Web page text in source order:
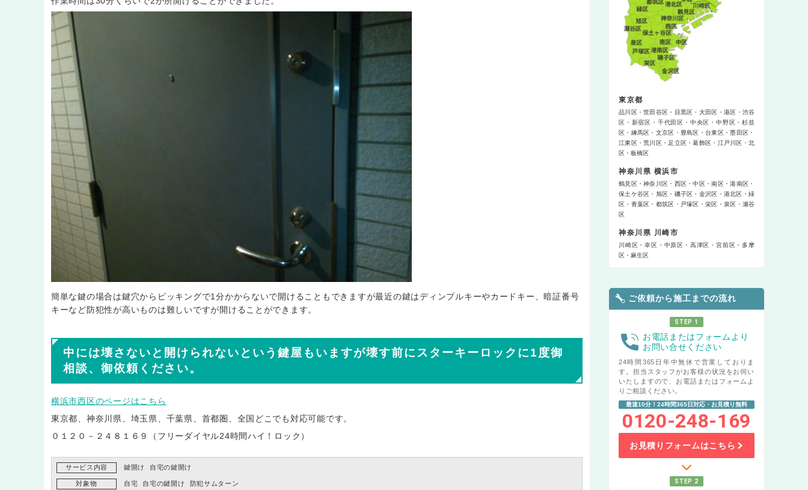
簡単な鍵の場合は鍵穴からピッキングで1分かからないで開けることもできますが最近の鍵はディンプルキーやカードキー、暗証番号
キーなど防犯性が高いものは難しいですが開けることができます。
中には壊さないと開けられないという鍵屋もいますが壊す前にスターキーロックに1度御
相談、御依頼ください。
横浜市西区のページはこちら
東京都、神奈川県、埼玉県、千葉県、首都圏、全国どこでも対応可能です。
０１２０－２４８１６９（フリーダイヤル24時間ハイ！ロック）
サービス内容 鍵開け 自宅の鍵開け
対象物 自宅 自宅の鍵開け 防犯サムターン
東京都
品川区 世田谷区 目黒区 大田区 港区
渋谷
区
新宿区 千代田区 中央区 中野区
杉並
区
練馬区 文京区 豊島区 台東区
墨田区
江東区
荒川区 足立区 葛飾区 江戸川区
北
区
板橋区
神奈川県 横浜市
鶴見区 神奈川区 西区 中区 南区
港南区
保土ケ谷区
旭区 磯子区 金沢区 港北区
緑
区
青葉区 都筑区 戸塚区 栄区 泉区
瀬谷
区
神奈川県 川崎市
川崎区 幸区 中原区 高津区 宮前区
多摩
区
麻生区
ご依頼から施工までの流れ
STEP 1
お電話またはフォームより
お問い合せください
24時間365日年中無休で営業しておりま
す。担当スタッフがお客様の状況をお伺い
いたしますので、お電話またはフォームよ
りご相談ください。
最速10分！24時間365日対応・お見積り無料
0120-248-169
お見積りフォームはこちら
STEP 2